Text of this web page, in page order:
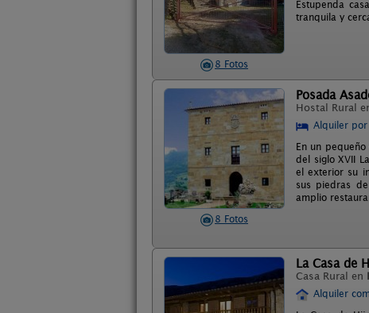
8 Fotos
Estupenda
tranquila y
8 Fotos
Posada
Hostal Rural
Alquiler por
En un
del siglo XVII
el exterior su
sus piedras
amplio
La Casa de
Casa Rural en
Alquiler